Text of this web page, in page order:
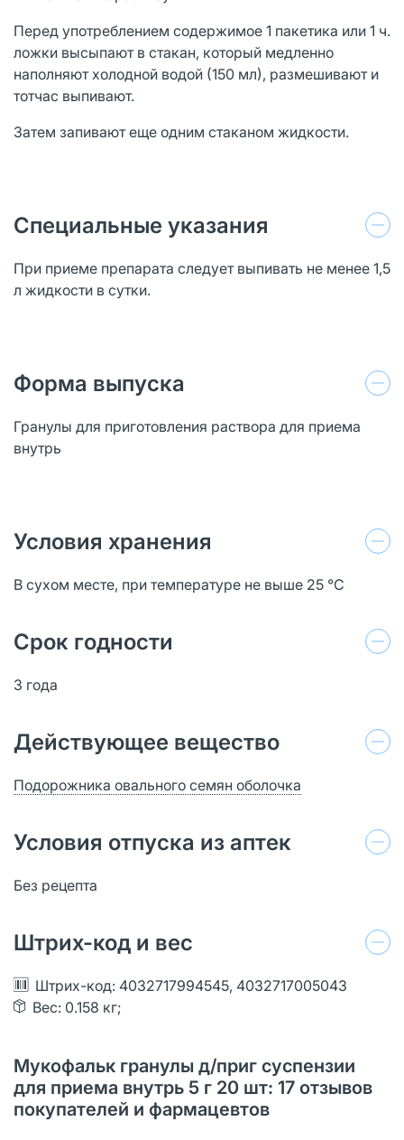
Перед употреблением содержимое 1 пакетика или 1 ч.
ложки высыпают в стакан, который медленно
наполняют холодной водой (150 мл), размешивают и
тотчас выпивают.
Затем запивают еще одним стаканом жидкости.
Специальные указания
При приеме препарата следует выпивать не менее 1,5
л жидкости в сутки.
Форма выпуска
Гранулы для приготовления раствора для приема
внутрь
Условия хранения
В сухом месте, при температуре не выше 25 °C
Срок годности
3 года
Действующее вещество
Подорожника овального семян оболочка
Условия отпуска из аптек
Без рецепта
Штрих-код и вес
Штрих-код: 4032717994545, 4032717005043
Вес: 0.158 кг;
Мукофальк гранулы д/приг суспензии
для приема внутрь 5 г 20 шт: 17 отзывов
покупателей и фармацевтов